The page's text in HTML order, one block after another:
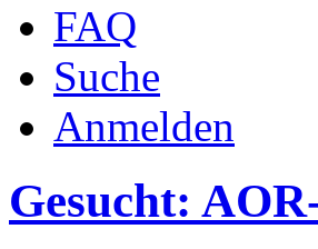
FAQ
Suche
Anmelden
Gesucht: